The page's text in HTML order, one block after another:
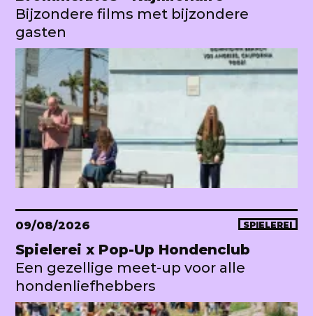
Bijzondere films met bijzondere
gasten
09/08/2026 SPIELEREI
Spielerei x Pop-Up Hondenclub
Een gezellige meet-up voor alle
hondenliefhebbers